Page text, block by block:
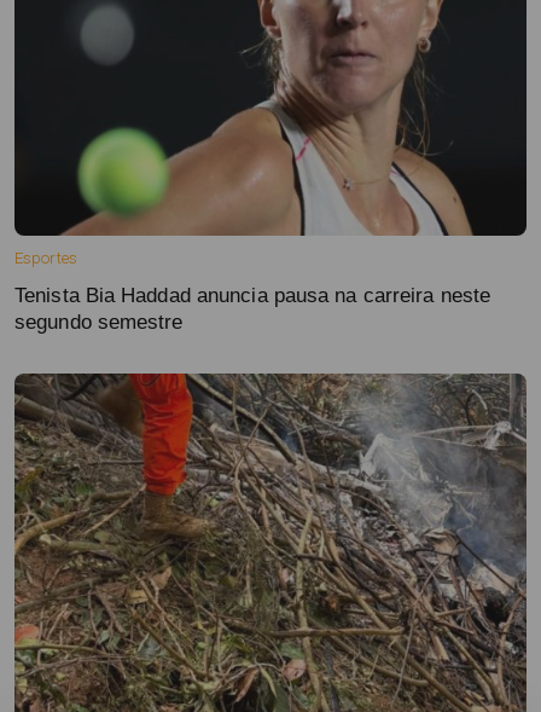
Esportes
Tenista Bia Haddad anuncia pausa na carreira neste
segundo semestre